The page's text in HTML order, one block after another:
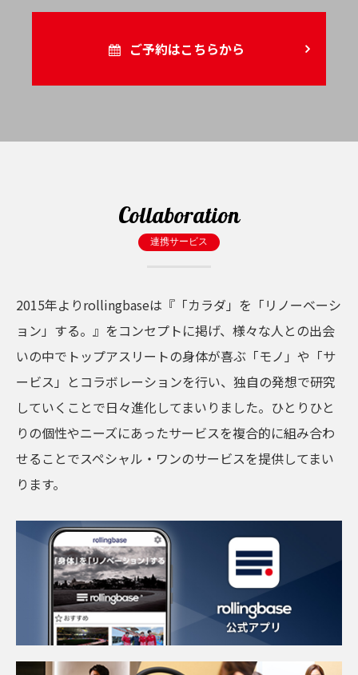
ご予約はこちらから
Collaboration
連携サービス
2015年よりrollingbaseは『「カラダ」を「リノーベーシ
ョン」する。』をコンセプトに掲げ、様々な人との出会
いの中でトップアスリートの身体が喜ぶ「モノ」や「サ
ービス」とコラボレーションを行い、独自の発想で研究
していくことで日々進化してまいりました。ひとりひと
りの個性やニーズにあったサービスを複合的に組み合わ
せることでスペシャル・ワンのサービスを提供してまい
ります。